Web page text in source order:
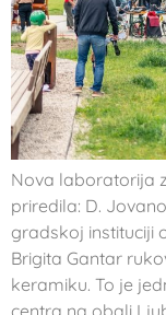
Nova laboratorija
priredila: D.
gradskoj instituciji
Brigita Gantar
keramiku. To je
centra na obali